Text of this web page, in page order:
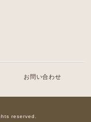
お問い合わせ
reserved.